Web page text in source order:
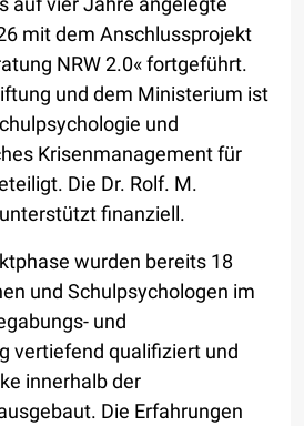
mit dem Anschlussprojekt
NRW 2.0« fortgeführt.
und dem Ministerium ist
und
Krisenmanagement für
Die Dr. Rolf. M.
finanziell.
wurden bereits 18
und Schulpsychologen im
und
vertiefend qualifiziert und
innerhalb der
Die Erfahrungen